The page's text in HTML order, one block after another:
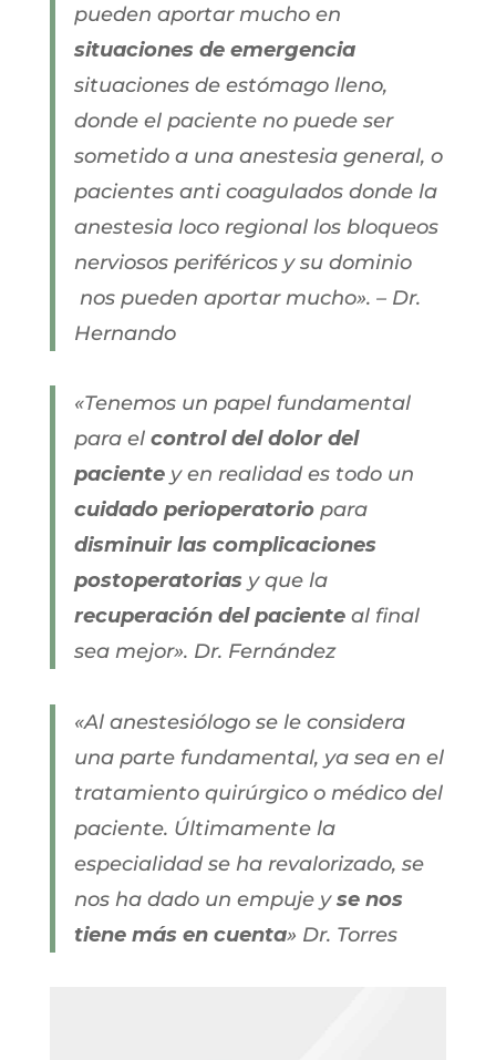
pueden aportar mucho en
situaciones de emergencia
situaciones de estómago lleno,
donde el paciente no puede ser
sometido a una anestesia general, o
pacientes anti coagulados donde la
anestesia loco regional los bloqueos
nerviosos periféricos y su dominio
nos pueden aportar mucho». – Dr.
Hernando
«Tenemos un papel fundamental
para elcontrol del dolor del
paciente y en realidad es todo un
cuidado perioperatoriopara
disminuir las complicaciones
postoperatorias y que la
recuperación del pacienteal final
sea mejor». Dr. Fernández
«Al anestesiólogo se le considera
una parte fundamental, ya sea en el
tratamiento quirúrgico o médico del
paciente. Últimamente la
especialidad se ha revalorizado, se
nos ha dado un empuje yse nos
tiene más en cuenta» Dr. Torres